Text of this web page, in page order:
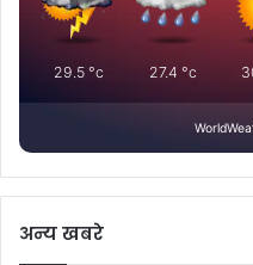
29.5°c 27.4 °c
अन्य खबरे